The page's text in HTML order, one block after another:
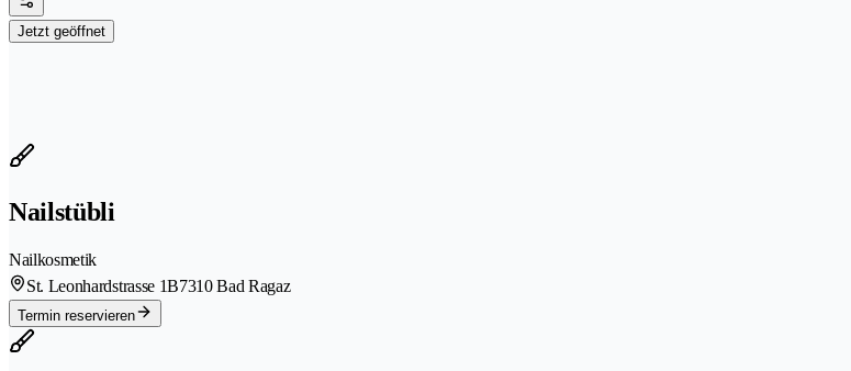
Jetzt geöffnet
Nailstübli
Nailkosmetik
St. Leonhardstrasse 1B7310 Bad Ragaz
Termin reservieren